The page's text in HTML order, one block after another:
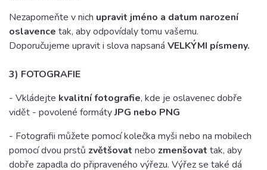
Nezapomeňte v nich upravit jméno a datum narození
oslavence tak, aby odpovídaly tomu vašemu.
Doporučujeme upravit i slova napsaná VELKÝMI písmeny.
3) FOTOGRAFIE
- Vkládejte kvalitní fotografie, kde je oslavenec dobře
vidět - povolené formátyJPG nebo PNG
- Fotografii můžete pomocí kolečka myši nebo na mobilech
pomocí dvou prstů zvětšovat nebo zmenšovat tak, aby
dobře zapadla do připraveného výřezu. Výřez se také dá